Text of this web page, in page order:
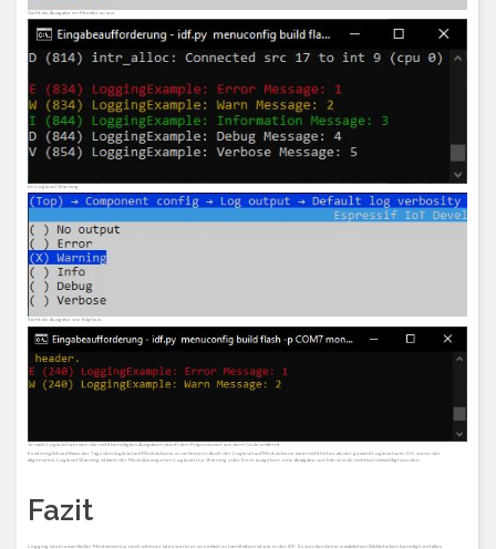
Sieht die Ausgabe im Monitor so aus:
Im Loglevel Warning:
Sieht die Ausgabe wie folgt aus:
Je nach Loglevel werden die nicht benötigten Ausgaben durch den Präprozessor aus dem Code entfernt.
Es ist möglich auf Basis der Tags den loglevel auf Modulebene zu verfeinern. Auch der Loglevel auf Modulebene kann nicht höher als der gesamt Loglevel sein. D.h. wenn der
allgemeine Loglevel Warning ist kann der Modulbezogenen Loglevel nur Warning oder Error ausgeben, eine Anagabe von Info würde nicht berücksichtigt werden.
Fazit
Logging ist ein essentieller Mechanismus, noch schöner ist es wenn er so einfach zu handhaben ist wie in der IDF. Es werden keine zusätzlichen Biblitoheken benötigt und alles